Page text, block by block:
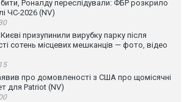
Роналду переслідували: ФБР розкрило
ЧС-2026 (NV)
призупинили вирубку парку після
сотень місцевих мешканців — фото, відео
про домовленості з США про щомісячні
для Patriot (NV)